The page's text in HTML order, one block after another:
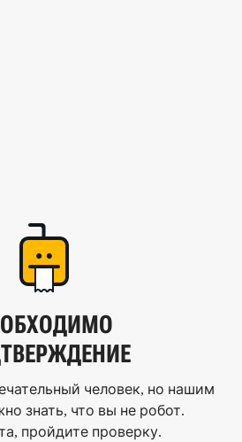
человек, но нашим
знать, что вы не робот.
пройдите проверку.